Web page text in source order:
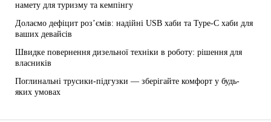
намету для туризму та кемпінгу
Долаємо дефіцит роз’ємів: надійні USB хаби та Type-C хаби для
ваших девайсів
Швидке повернення дизельної техніки в роботу: рішення для
власників
Поглинальні трусики-підгузки — зберігайте комфорт у будь-
яких умовах